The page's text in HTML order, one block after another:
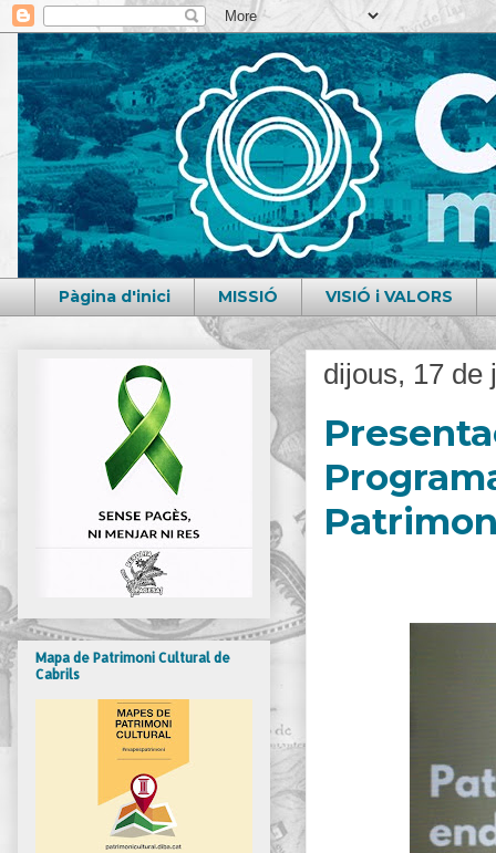
Pàgina d'inici MISSIÓ VISIÓ i VALORS
dijous, 17 de
Mapa de Patrimoni Cultural de
Cabrils